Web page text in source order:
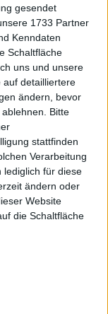
gesendet
1733 Partner
Kenndaten
Schaltfläche
uns und unsere
auf detailliertere
ändern, bevor
Bitte
stattfinden
Verarbeitung
lediglich für diese
ändern oder
Website
die Schaltfläche
und
im
1997 (mit
2016 (alle
Open:
1996 (mit
Novotná), 2015
2015 (beide mit
Yung-jan)
Zvereva),
verschiedenen
1998